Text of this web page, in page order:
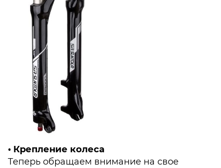
• Крепление колеса
Теперь обращаем внимание на свое